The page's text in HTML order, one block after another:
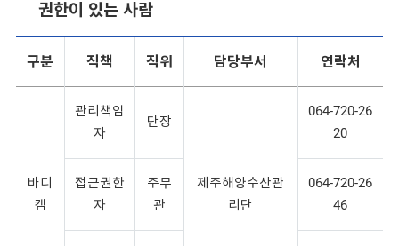
권한이 있는 사람
구분 직책 직위 담당부서 연락처
바디
캠
관리책임
자
단장
제주해양수산관
리단
064-720-26
20
접근권한
자
주무
관
064-720-26
46